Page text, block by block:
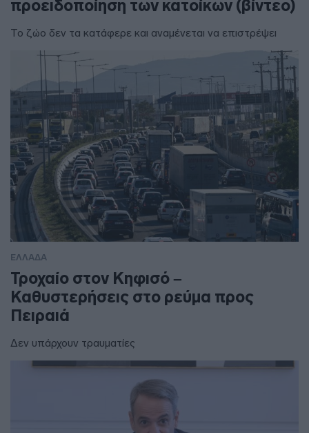
προειδοποίηση των κατοίκων (βίντεο)
Το ζώο δεν τα κατάφερε και αναμένεται να επιστρέψει
ΕΛΛΑΔΑ
Τροχαίο στον Κηφισό –
Καθυστερήσεις στο ρεύμα προς
Πειραιά
Δεν υπάρχουν τραυματίες